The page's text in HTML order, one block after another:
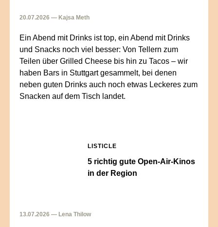
20.07.2026 — Kajsa Meth
Ein Abend mit Drinks ist top, ein Abend mit Drinks
und Snacks noch viel besser: Von Tellern zum
Teilen über Grilled Cheese bis hin zu Tacos – wir
haben Bars in Stuttgart gesammelt, bei denen
neben guten Drinks auch noch etwas Leckeres zum
Snacken auf dem Tisch landet.
LISTICLE
5 richtig gute Open-Air-Kinos
in der Region
13.07.2026 — Lena Thilow